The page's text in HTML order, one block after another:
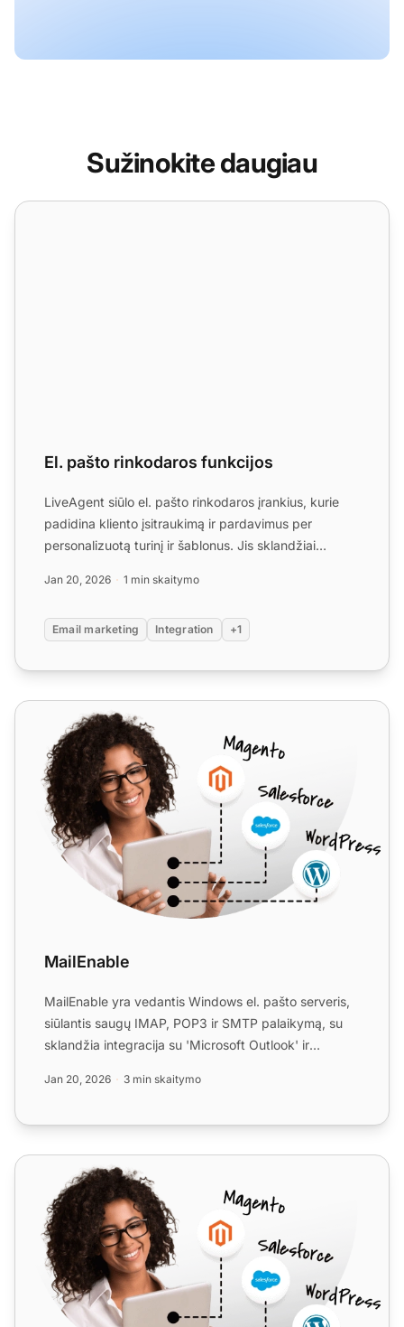
Sužinokite daugiau
El. pašto rinkodaros funkcijos
El. pašto rinkodaros funkcijos
LiveAgent siūlo el. pašto rinkodaros įrankius, kurie
padidina kliento įsitraukimą ir pardavimus per
personalizuotą turinį ir šablonus. Jis sklandžiai
Jan 20, 2026 1 min skaitymo
Email marketing Integration +1
MailEnable
MailEnable
MailEnable yra vedantis Windows el. pašto serveris,
siūlantis saugų IMAP, POP3 ir SMTP palaikymą, su
sklandžia integracija su 'Microsoft Outlook' ir
Jan 20, 2026 3 min skaitymo
MultiTEL